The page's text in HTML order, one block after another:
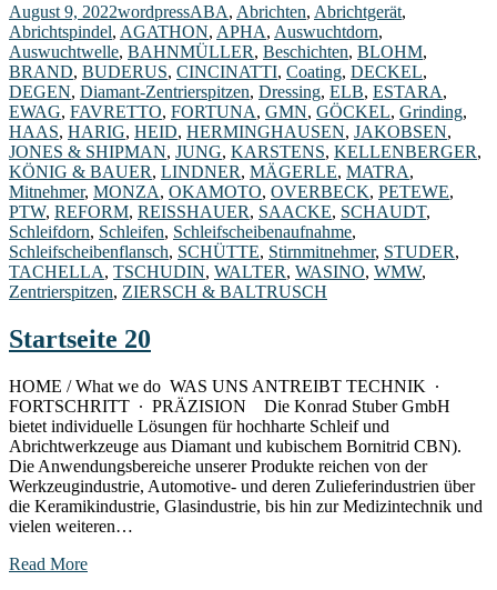
August 9, 2022wordpressABA, Abrichten, Abrichtgerät,
Abrichtspindel, AGATHON, APHA, Auswuchtdorn,
Auswuchtwelle, BAHNMÜLLER, Beschichten, BLOHM,
BRAND, BUDERUS, CINCINATTI, Coating, DECKEL,
DEGEN, Diamant-Zentrierspitzen, Dressing, ELB, ESTARA,
EWAG, FAVRETTO, FORTUNA, GMN, GÖCKEL, Grinding,
HAAS, HARIG, HEID, HERMINGHAUSEN, JAKOBSEN,
JONES & SHIPMAN, JUNG, KARSTENS, KELLENBERGER,
KÖNIG & BAUER, LINDNER, MÄGERLE, MATRA,
Mitnehmer, MONZA, OKAMOTO, OVERBECK, PETEWE,
PTW, REFORM, REISSHAUER, SAACKE, SCHAUDT,
Schleifdorn, Schleifen, Schleifscheibenaufnahme,
Schleifscheibenflansch, SCHÜTTE, Stirnmitnehmer, STUDER,
TACHELLA, TSCHUDIN, WALTER, WASINO, WMW,
Zentrierspitzen, ZIERSCH & BALTRUSCH
Startseite 20
HOME / What we do WAS UNS ANTREIBT TECHNIK ∙
FORTSCHRITT ∙ PRÄZISION Die Konrad Stuber GmbH
bietet individuelle Lösungen für hochharte Schleif und
Abrichtwerkzeuge aus Diamant und kubischem Bornitrid CBN).
Die Anwendungsbereiche unserer Produkte reichen von der
Werkzeugindustrie, Automotive- und deren Zulieferindustrien über
die Keramikindustrie, Glasindustrie, bis hin zur Medizintechnik und
vielen weiteren…
Read More